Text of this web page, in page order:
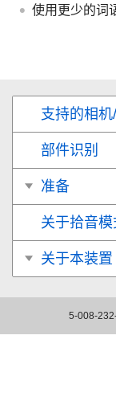
使用更少的词
支持的相
部件识别
准备
关于拾音
关于本装置
5-008-